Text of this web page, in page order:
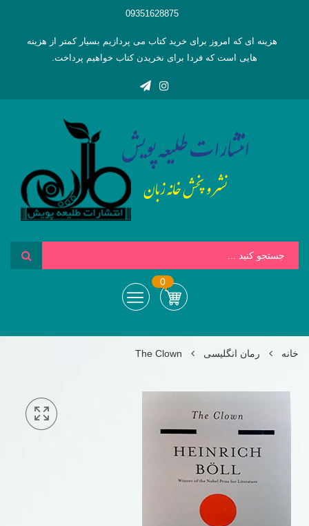
09351628875
هزینه ای که امروز برای خرید کتاب می پردازیم بسیار کمتر از هزینه
هایی است که فردا برای نخریدن کتاب خواهیم پرداخت.
0
خانه رمان انگلیسی The Clown